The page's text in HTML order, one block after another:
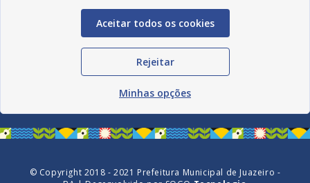
Redes Sociais
© Copyright 2018 - 2021 Prefeitura Municipal de Juazeiro -
Aceitar todos os cookies
Rejeitar
Minhas opções